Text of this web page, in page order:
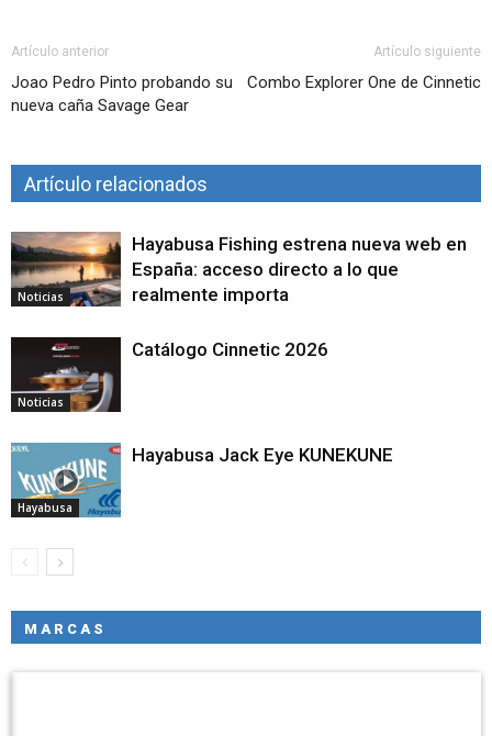
Artículo anterior
Joao Pedro Pinto probando su
nueva caña Savage Gear
Artículo siguiente
Combo Explorer One de Cinnetic
Artículo relacionados
Noticias
Hayabusa Fishing estrena nueva web en
España: acceso directo a lo que
realmente importa
Noticias
Catálogo Cinnetic 2026
Hayabusa
Hayabusa Jack Eye KUNEKUNE
MARCAS